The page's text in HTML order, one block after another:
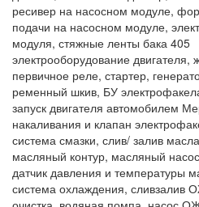
ресивер на насосном модуле,
подачи на насосном модуле,
модуля, стяжные ленты бака 405
электрооборудование двигателя,
первичное реле, стартер,
ременный шкив, БУ
запуск двигателя автомобилем
накаливания и клапан
система смазки, слив/ залив
масляный контур, масляный
датчик давления и температуры
система охлаждения, сливзалив